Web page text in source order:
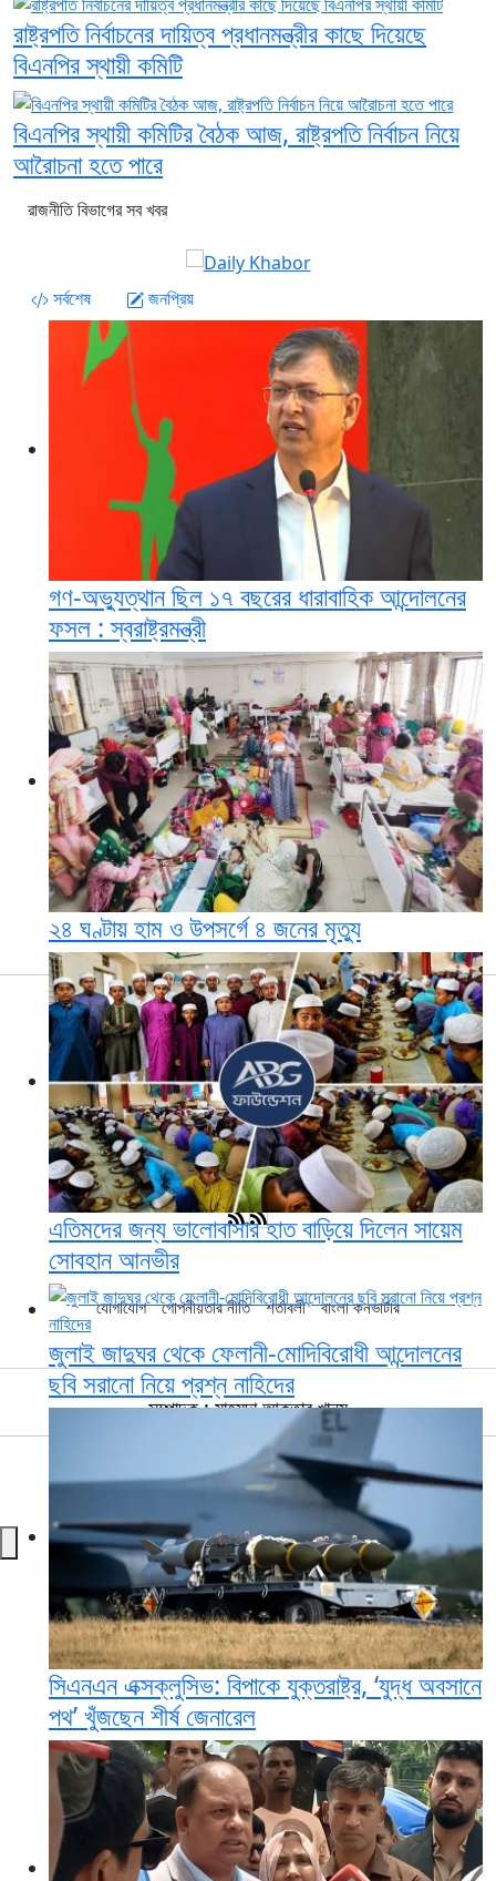
রাষ্ট্রপতি নির্বাচনের দায়িত্ব প্রধানমন্ত্রীর কাছে দিয়েছে
বিএনপির স্থায়ী কমিটি
বিএনপির স্থায়ী কমিটির বৈঠক আজ, রাষ্ট্রপতি নির্বাচন নিয়ে
আরৈাচনা হতে পারে
রাজনীতি বিভাগের সব খবর
সর্বশেষ জনপ্রিয়
গণ-অভ্যুত্থান ছিল ১৭ বছরের ধারাবাহিক আন্দোলনের
ফসল : স্বরাষ্ট্রমন্ত্রী
২৪ ঘণ্টায় হাম ও উপসর্গে ৪ জনের মৃত্যু
এতিমদের জন্য ভালোবাসার হাত বাড়িয়ে দিলেন সায়েম
সোবহান আনভীর
জুলাই জাদুঘর থেকে ফেলানী-মোদিবিরোধী আন্দোলনের
ছবি সরানো নিয়ে প্রশ্ন নাহিদের
সিএনএন এক্সক্লুসিভ: বিপাকে যুক্তরাষ্ট্র, ‘যুদ্ধ অবসানে
পথ’ খুঁজছেন শীর্ষ জেনারেল
যোগাযোগ গোপনীয়তার নীতি শর্তাবলী বাংলা কনভার্টার
সম্পাদক : মাহমুদা আক্তার খানম
© ২০০০-২০২৬ ডেইলি খবর টুয়েন্টিফোর কর্তৃক সর্বসত্ব ® সংরক্ষিত
Design & Developed byBongosoft Ltd.